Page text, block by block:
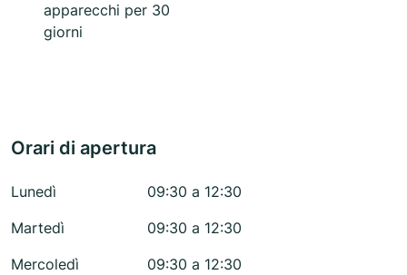
apparecchi per 30
giorni
Orari di apertura
Lunedì
09:30 a 12:30
Martedì
09:30 a 12:30
Mercoledì
09:30 a 12:30